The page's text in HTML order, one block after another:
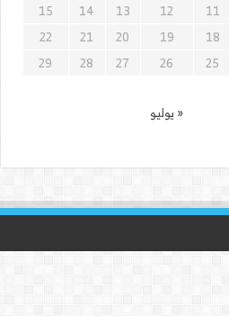
11
12
13
14
15
18
19
20
21
22
25
26
27
28
29
« يوليو